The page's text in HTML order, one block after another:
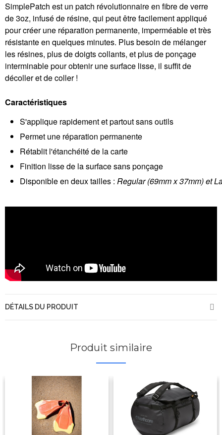
SimplePatch est un patch révolutionnaire en fibre de verre
de 3oz, infusé de résine, qui peut être facilement appliqué
pour créer une réparation permanente, imperméable et très
résistante en quelques minutes. Plus besoin de mélanger
les résines, plus de doigts collants, et plus de ponçage
interminable pour obtenir une surface lisse, il suffit de
décoller et de coller !
Caractéristiques
S'applique rapidement et partout sans outils
Permet une réparation permanente
Rétablit l'étanchéité de la carte
Finition lisse de la surface sans ponçage
Disponible en deux tailles : Regular (69mm x 37mm) et
DÉTAILS DU PRODUIT
Produit similaire